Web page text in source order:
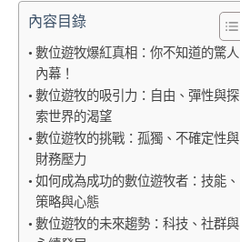
內容目錄
數位遊牧爆紅真相：你不知道的驚人
內幕！
數位遊牧的吸引力：自由、彈性與探
索世界的渴望
數位遊牧的挑戰：孤獨、不確定性與
財務壓力
如何成為成功的數位遊牧者：技能、
策略與心態
數位遊牧的未來趨勢：科技、社群與